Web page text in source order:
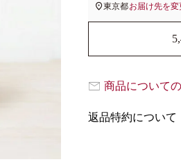
東京都お届け先を変
商品について
返品特約について